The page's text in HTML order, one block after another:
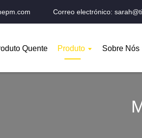
Correo electrónico:
Quente Produto Sobre Nós